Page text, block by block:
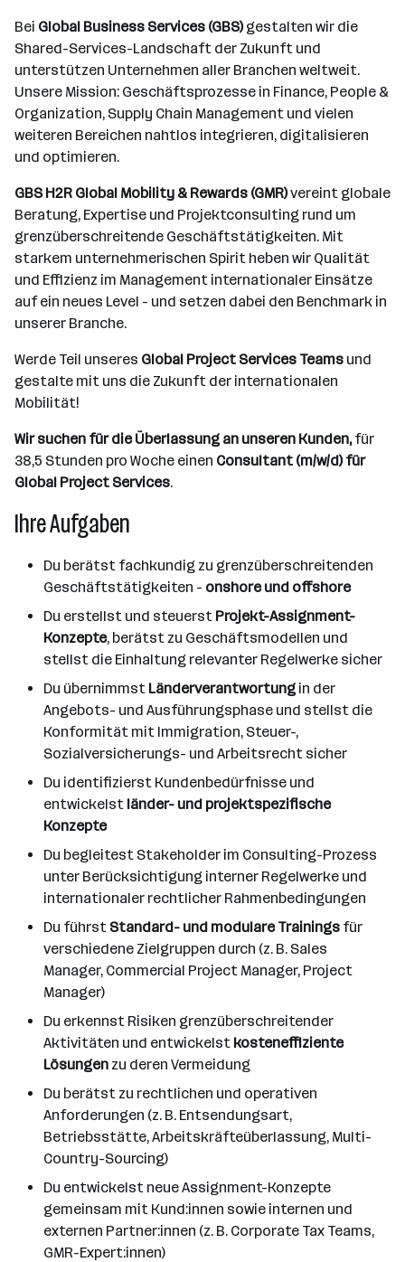
Bei Global Business Services (GBS)gestalten wir die
Shared-Services-Landschaft der Zukunft und
unterstützen Unternehmen aller Branchen weltweit.
Unsere Mission: Geschäftsprozesse in Finance, People &
Organization, Supply Chain Management und vielen
weiteren Bereichen nahtlos integrieren, digitalisieren
und optimieren.
GBS H2R Global Mobility & Rewards (GMR)vereint globale
Beratung, Expertise und Projektconsulting rund um
grenzüberschreitende Geschäftstätigkeiten. Mit
starkem unternehmerischen Spirit heben wir Qualität
und Effizienz im Management internationaler Einsätze
auf ein neues Level - und setzen dabei den Benchmark in
unserer Branche.
Werde Teil unseres Global Project Services Teams und
gestalte mit uns die Zukunft der internationalen
Mobilität!
Wir suchen für die Überlassung an unseren Kunden,für
38,5 Stunden pro Woche einen Consultant (m/w/d) für
Global Project Services.
Ihre Aufgaben
Du berätst fachkundig zu grenzüberschreitenden
Geschäftstätigkeiten - onshore und offshore
Du erstellst und steuerst Projekt-Assignment-
Konzepte, berätst zu Geschäftsmodellen und
stellst die Einhaltung relevanter Regelwerke sicher
Du übernimmst Länderverantwortung in der
Angebots- und Ausführungsphase und stellst die
Konformität mit Immigration, Steuer-,
Sozialversicherungs- und Arbeitsrecht sicher
Du identifizierst Kundenbedürfnisse und
entwickelst länder- und projektspezifische
Konzepte
Du begleitest Stakeholder im Consulting-Prozess
unter Berücksichtigung interner Regelwerke und
internationaler rechtlicher Rahmenbedingungen
Du führst Standard- und modulare Trainings für
verschiedene Zielgruppen durch (z. B. Sales
Manager, Commercial Project Manager, Project
Manager)
Du erkennst Risiken grenzüberschreitender
Aktivitäten und entwickelst kosteneffiziente
Lösungen zu deren Vermeidung
Du berätst zu rechtlichen und operativen
Anforderungen (z. B. Entsendungsart,
Betriebsstätte, Arbeitskräfteüberlassung, Multi-
Country-Sourcing)
Du entwickelst neue Assignment-Konzepte
gemeinsam mit Kund:innen sowie internen und
externen Partner:innen (z. B. Corporate Tax Teams,
GMR-Expert:innen)